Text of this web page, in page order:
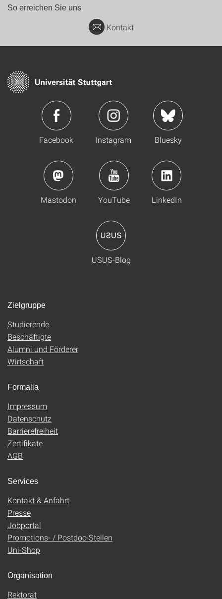
So erreichen Sie uns
Kontakt
Facebook Instagram Bluesky
Mastodon YouTube LinkedIn
USUS-Blog
Zielgruppe
Studierende
Beschäftigte
Alumni und Förderer
Wirtschaft
Formalia
Impressum
Datenschutz
Barrierefreiheit
Zertifikate
AGB
Services
Kontakt & Anfahrt
Presse
Jobportal
Promotions- / Postdoc-Stellen
Uni-Shop
Organisation
Rektorat